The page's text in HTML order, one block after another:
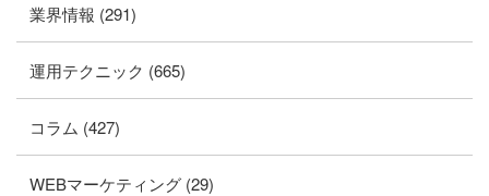
業界情報 (291)
運用テクニック (665)
コラム (427)
WEBマーケティング (29)